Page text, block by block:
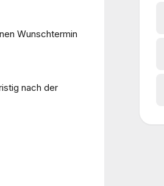
Wunschtermin
nach der